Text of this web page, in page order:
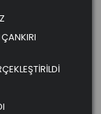
GERÇEKLEŞTİRİLDİ